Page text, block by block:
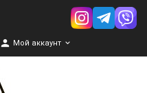
 Мой аккаунт 